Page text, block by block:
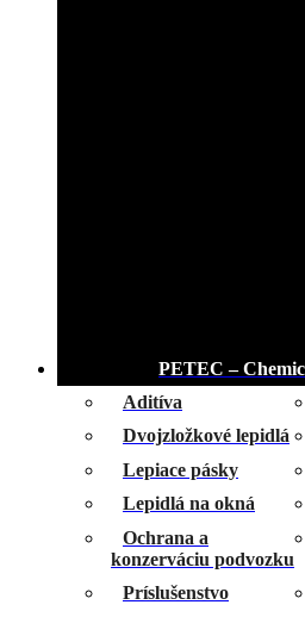
PETEC –
Aditíva
Dvojzložkové lepidlá
Lepiace pásky
Lepidlá na okná
Ochrana a
konzerváciu podvozku
Príslušenstvo